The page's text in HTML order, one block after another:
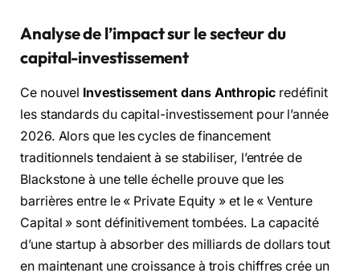
Analyse de l’impact sur le secteur du
capital-investissement
Ce nouvel Investissement dans Anthropicredéfinit
les standards du capital-investissement pour l’année
2026. Alors que les cycles de financement
traditionnels tendaient à se stabiliser, l’entrée de
Blackstone à une telle échelle prouve que les
barrières entre le « Private Equity » et le « Venture
Capital » sont définitivement tombées. La capacité
d’une startup à absorber des milliards de dollars tout
en maintenant une croissance à trois chiffres crée un